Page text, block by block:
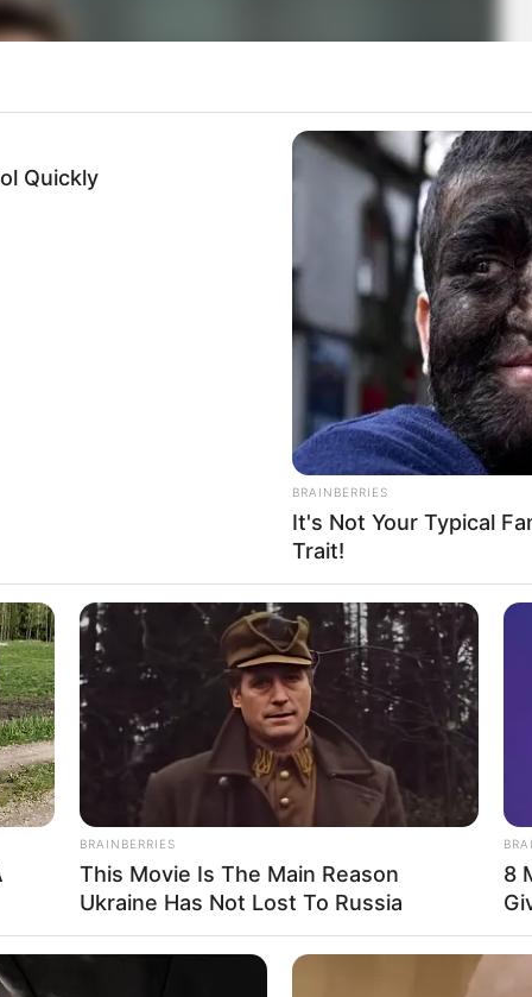
WhatsApp Telegram
ടീം ഇന്ത്യയാണെന്ന് മുൻ ഇംഗ്ലീഷ്
മുന്നിൽ കളിക്കുന്നതിന്‍റെ
ഇന്ത്യക്ക് അനുകൂല ഘടകങ്ങളാണ്.
Quickly
BRAINBERRIES
It's Not Your Typical
Trait!
BRAINBERRIES
This Movie Is The Main Reason
Ukraine Has Not Lost To Russia
8